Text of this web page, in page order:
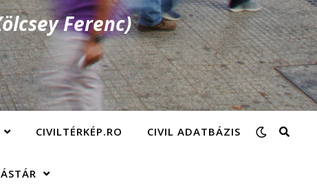
Ferenc)
CIVILTÉRKÉP.RO CIVIL ADATBÁZIS